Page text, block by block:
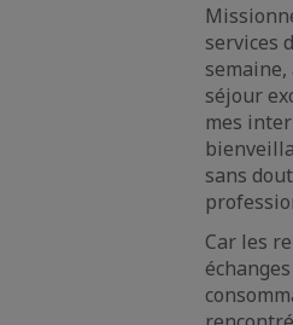
services
séjour
mes
sans
Car les